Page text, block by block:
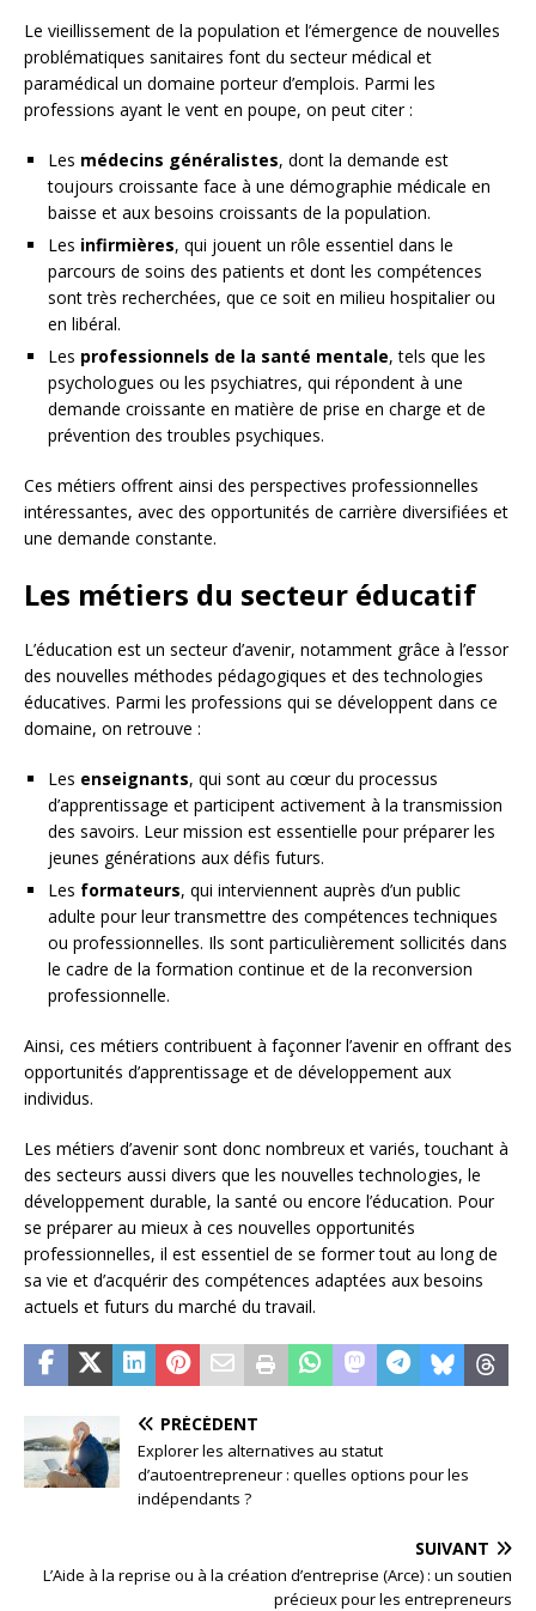
Le vieillissement de la population et l’émergence de nouvelles
problématiques sanitaires font du secteur médical et
paramédical un domaine porteur d’emplois. Parmi les
professions ayant le vent en poupe, on peut citer :
Les médecins généralistes, dont la demande est
toujours croissante face à une démographie médicale en
baisse et aux besoins croissants de la population.
Les infirmières, qui jouent un rôle essentiel dans le
parcours de soins des patients et dont les compétences
sont très recherchées, que ce soit en milieu hospitalier ou
en libéral.
Les professionnels de la santé mentale, tels que les
psychologues ou les psychiatres, qui répondent à une
demande croissante en matière de prise en charge et de
prévention des troubles psychiques.
Ces métiers offrent ainsi des perspectives professionnelles
intéressantes, avec des opportunités de carrière diversifiées et
une demande constante.
Les métiers du secteur éducatif
L’éducation est un secteur d’avenir, notamment grâce à l’essor
des nouvelles méthodes pédagogiques et des technologies
éducatives. Parmi les professions qui se développent dans ce
domaine, on retrouve :
Les enseignants, qui sont au cœur du processus
d’apprentissage et participent activement à la transmission
des savoirs. Leur mission est essentielle pour préparer les
jeunes générations aux défis futurs.
Les formateurs, qui interviennent auprès d’un public
adulte pour leur transmettre des compétences techniques
ou professionnelles. Ils sont particulièrement sollicités dans
le cadre de la formation continue et de la reconversion
professionnelle.
Ainsi, ces métiers contribuent à façonner l’avenir en offrant des
opportunités d’apprentissage et de développement aux
individus.
Les métiers d’avenir sont donc nombreux et variés, touchant à
des secteurs aussi divers que les nouvelles technologies, le
développement durable, la santé ou encore l’éducation. Pour
se préparer au mieux à ces nouvelles opportunités
professionnelles, il est essentiel de se former tout au long de
sa vie et d’acquérir des compétences adaptées aux besoins
actuels et futurs du marché du travail.
PRÉCÉDENT
Explorer les alternatives au statut
d’autoentrepreneur : quelles options pour les
indépendants ?
SUIVANT
L’Aide à la reprise ou à la création d’entreprise (Arce) : un soutien
précieux pour les entrepreneurs